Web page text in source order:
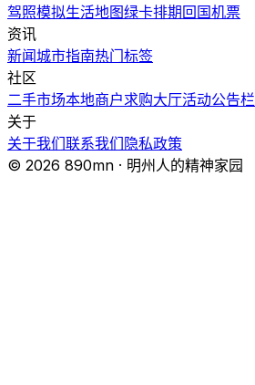
驾照模拟生活地图绿卡排期回国机票
资讯
新闻城市指南热门标签
社区
二手市场本地商户求购大厅活动公告栏
关于
关于我们联系我们隐私政策
© 2026 890mn · 明州人的精神家园